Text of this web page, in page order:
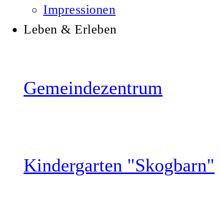
Impressionen
Leben & Erleben
Gemeindezentrum
Kindergarten "Skogbarn"